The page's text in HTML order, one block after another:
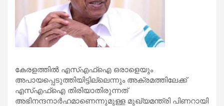
കേരളത്തില്‍ എസ്എഫ്ഐ ഒരാളെയും
അപായപ്പെടുത്തിയിട്ടില്ലെന്നും അക്രമത്തിലേക്ക്
എസ്എഫ്ഐ തിരിയാതിരുന്നത്
അഭിനന്ദനാര്‍ഹമാണെന്നുമുള്ള മുഖ്യമന്ത്രി പിണറായി